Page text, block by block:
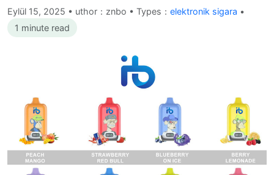
Eylül 15, 2025 • uthor：znbo • Types： elektronik sigara •
1 minute read